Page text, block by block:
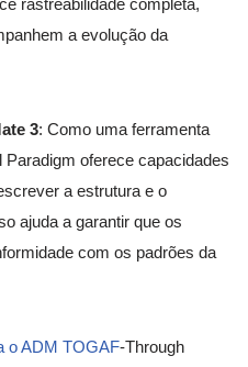
rastreabilidade completa,
a evolução da
3: Como uma ferramenta
oferece capacidades
a estrutura e o
ajuda a garantir que os
com os padrões da
o ADM TOGAF-Through